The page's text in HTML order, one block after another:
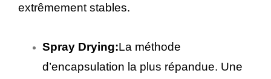
extrêmement stables.
Spray Drying:La méthode
d’encapsulation la plus répandue. Une